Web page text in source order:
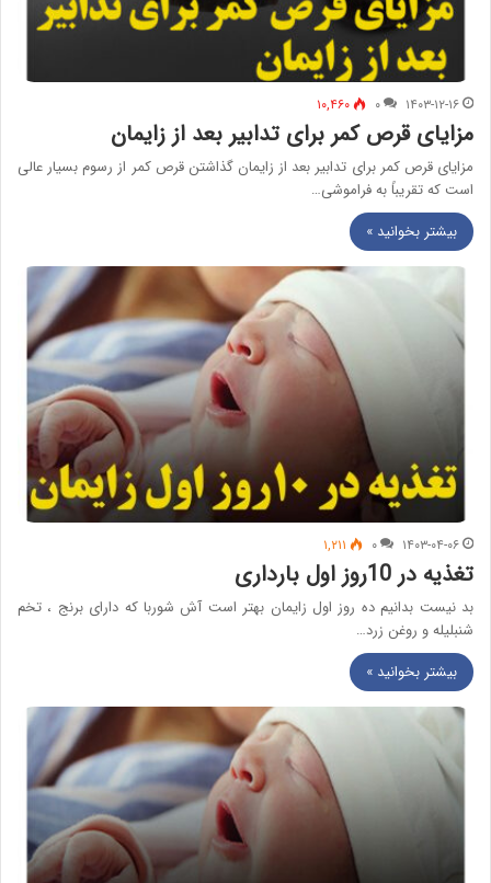
۱۴۰۳-۱۲-۱۶ ۰ ۱۰,۴۶۰
مزایای قرص کمر برای تدابیر بعد از زایمان
مزایای قرص کمر برای تدابیر بعد از زایمان گذاشتن قرص کمر از رسوم بسیار عالی
است که تقریباً به فراموشی…
بیشتر بخوانید »
۱۴۰۳-۰۴-۰۶ ۰ ۱,۲۱۱
تغذیه در 10روز اول بارداری
بد نیست بدانیم ده روز اول زایمان بهتر است آش شوربا که دارای برنج ، تخم
شنبلیله و روغن زرد…
بیشتر بخوانید »